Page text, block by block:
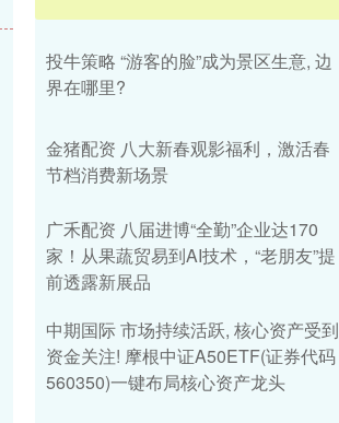
投牛策略 “游客的脸”成为景区生意, 边
界在哪里?
金猪配资 八大新春观影福利，激活春
节档消费新场景
广禾配资 八届进博“全勤”企业达170
家！从果蔬贸易到AI技术，“老朋友”提
前透露新展品
中期国际 市场持续活跃, 核心资产受到
资金关注! 摩根中证A50ETF(证券代码
560350)一键布局核心资产龙头